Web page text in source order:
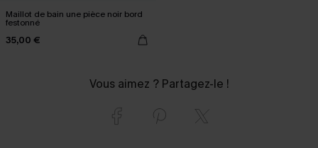
Maillot de bain une pièce noir bord
festonné
35,00 €
Vous aimez ? Partagez-le !